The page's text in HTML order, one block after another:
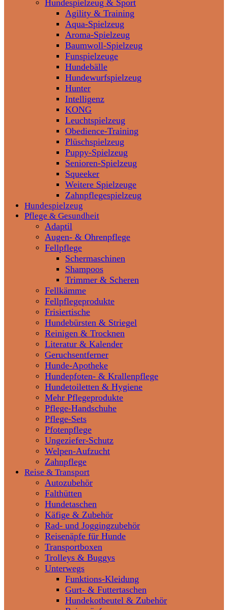
Hundespielzeug & Sport
Agility & Training
Aqua-Spielzeug
Aroma-Spielzeug
Baumwoll-Spielzeug
Funspielzeuge
Hundebälle
Hundewurfspielzeug
Hunter
Intelligenz
KONG
Leuchtspielzeug
Obedience-Training
Plüschspielzeug
Puppy-Spielzeug
Senioren-Spielzeug
Squeeker
Weitere Spielzeuge
Zahnpflegespielzeug
Hundespielzeug
Pflege & Gesundheit
Adaptil
Augen- & Ohrenpflege
Fellpflege
Schermaschinen
Shampoos
Trimmer & Scheren
Fellkämme
Fellpflegeprodukte
Frisiertische
Hundebürsten & Striegel
Reinigen & Trocknen
Literatur & Kalender
Geruchsentferner
Hunde-Apotheke
Hundepfoten- & Krallenpflege
Hundetoiletten & Hygiene
Mehr Pflegeprodukte
Pflege-Handschuhe
Pflege-Sets
Pfotenpflege
Ungeziefer-Schutz
Welpen-Aufzucht
Zahnpflege
Reise & Transport
Autozubehör
Falthütten
Hundetaschen
Käfige & Zubehör
Rad- und Joggingzubehör
Reisenäpfe für Hunde
Transportboxen
Trolleys & Buggys
Unterwegs
Funktions-Kleidung
Gurt- & Futtertaschen
Hundekotbeutel & Zubehör